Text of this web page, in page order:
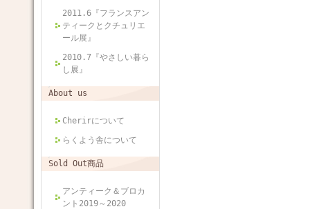
2011.6『フランスアン
ティークとクチュリエ
ール展』
2010.7『やさしい暮ら
し展』
About us
Cherirについて
らくよう舎について
Sold Out商品
アンティーク＆ブロカ
ント2019～2020